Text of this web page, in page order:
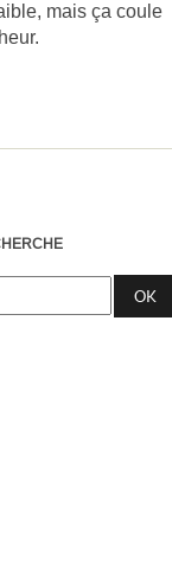
mais ça coule